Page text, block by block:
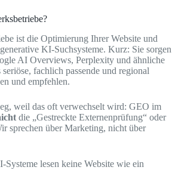
ist die Optimierung Ihrer Website und
KI-Suchsysteme. Kurz: Sie sorgen
AI Overviews, Perplexity und ähnliche
fachlich passende und regional
und empfehlen.
weil das oft verwechselt wird: GEO im
die „Gestreckte Externenprüfung“ oder
sprechen über Marketing, nicht über
lesen keine Website wie ein